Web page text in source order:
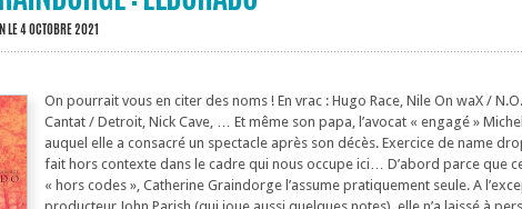
LE 4 OCTOBRE 2021
On pourrait vous en citer des noms ! En vrac : Hugo Race, Nile On waX /
Cantat / Detroit, Nick Cave, … Et même son papa, l’avocat « engagé »
auquel elle a consacré un spectacle après son décès. Exercice de name
fait hors contexte dans le cadre qui nous occupe ici… D’abord parce que
« hors codes », Catherine Graindorge l’assume pratiquement seule. A